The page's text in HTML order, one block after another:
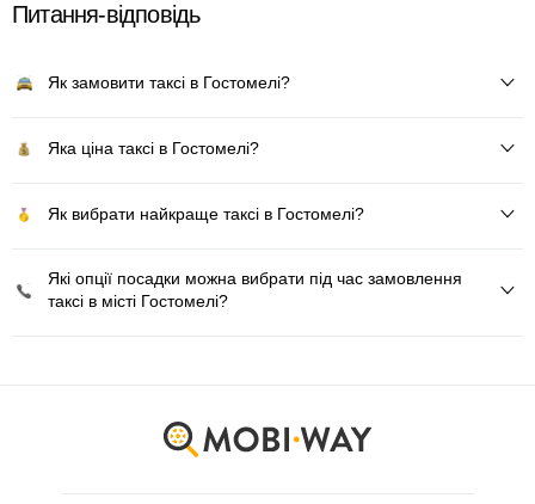
Питання-відповідь
Як замовити таксі в Гостомелі?
Яка ціна таксі в Гостомелі?
Як вибрати найкраще таксі в Гостомелі?
Які опції посадки можна вибрати під час замовлення
таксі в місті Гостомелі?